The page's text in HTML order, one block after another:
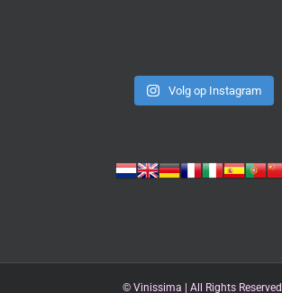
Volg op Instagram
© Vinissima | All Rights Reserved